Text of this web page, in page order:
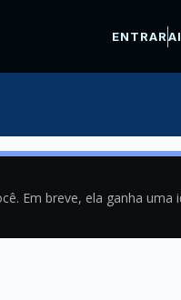
ENTRAR
Em breve, ela ganha